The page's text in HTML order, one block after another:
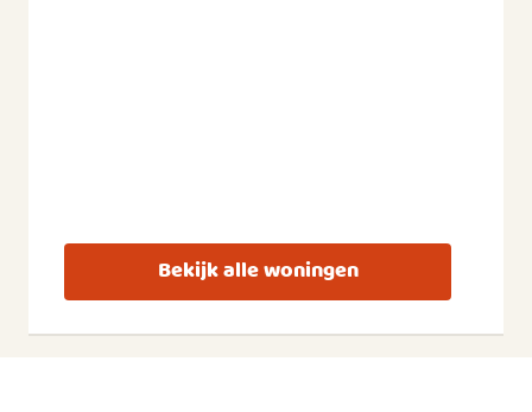
Bekijk alle woningen